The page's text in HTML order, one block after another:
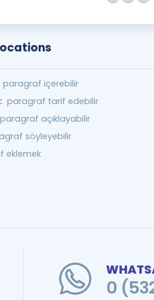
paragraf içerebilir
paragraf tarif edebilir
paragraf açıklayabilir
söyleyebilir
eklemek
0